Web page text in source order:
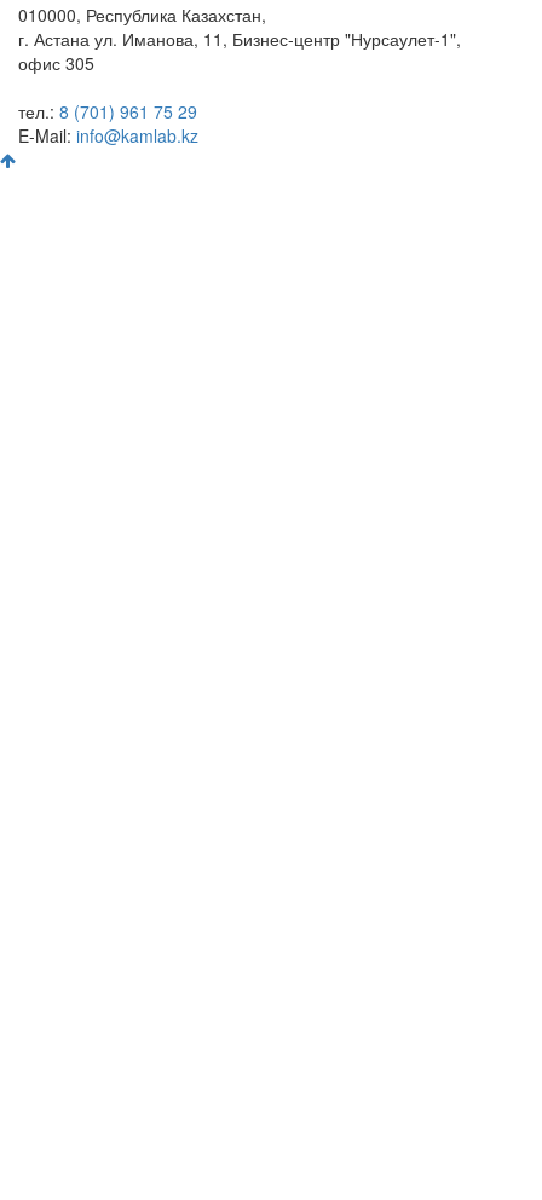
010000, Республика Казахстан,
г. Астана ул. Иманова, 11, Бизнес-центр "Нурсаулет-1",
офис 305
тел.: 8 (701) 961 75 29
E-Mail: info@kamlab.kz